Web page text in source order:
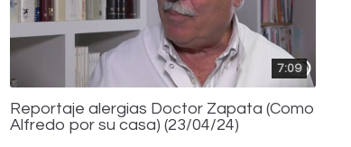
7:09
Reportaje alergias Doctor Zapata (Como
Alfredo por su casa) (23/04/24)